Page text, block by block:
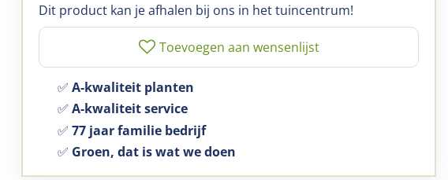
Dit product kan je afhalen bij ons in het tuincentrum!
✅ A-kwaliteit planten
✅ A-kwaliteit service
✅ 77 jaar familie bedrijf
✅ Groen, dat is wat we doen